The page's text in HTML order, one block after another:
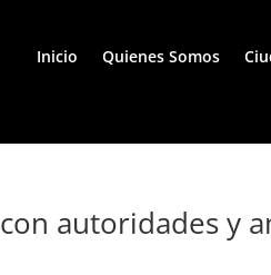
Inicio Quienes Somos
autoridades y